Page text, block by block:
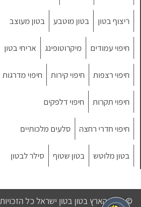
ריצוף בטון בטון מוטבע בטון מעוצב
חיפוי עמודים מיקרוטופינג אריחי בטון
חיפוי רצפות חיפוי קירות חיפוי מדרגות
חיפוי תקרות חיפוי דלפקים
חיפוי חדרי רחצה סלעים מלכותיים
בטון מלוטש בטון שטוף סילר לבטון
© נכסי הארץ בטון בטון ישראל כל הזכויות